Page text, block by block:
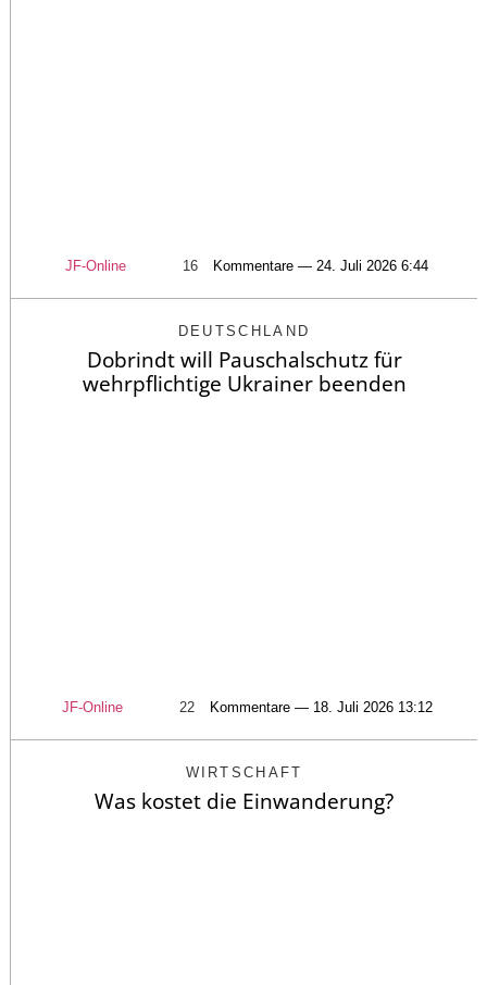
JF-Online 16 Kommentare — 24. Juli 2026 6:44
DEUTSCHLAND
Dobrindt will Pauschalschutz für
wehrpflichtige Ukrainer beenden
JF-Online 22 Kommentare — 18. Juli 2026 13:12
WIRTSCHAFT
Was kostet die Einwanderung?